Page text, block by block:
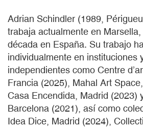
Adrian Schindler (1989,
trabaja actualmente en
década en España. Su trabajo
individualmente en instituciones
independientes como Centre
Francia (2025), Mahal Art
Casa Encendida, Madrid (2023)
Barcelona (2021), así como
Idea Dice, Madrid (2024),